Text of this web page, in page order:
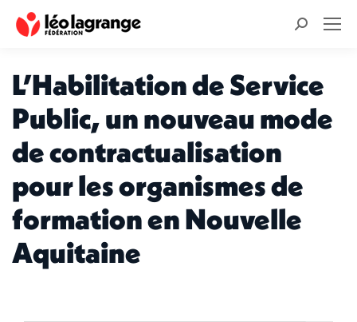
Recherche
L’Habilitation de Service
Public, un nouveau mode
de contractualisation
pour les organismes de
formation en Nouvelle
Aquitaine